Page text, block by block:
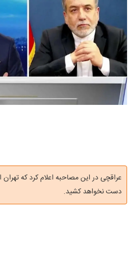
عراقچی در این مصاحبه اعلام کرد که
دست نخواهد کشید.